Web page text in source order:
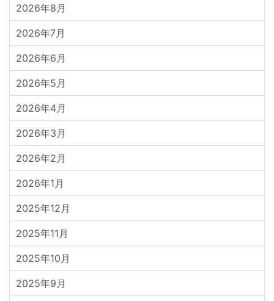
2026年8月
2026年7月
2026年6月
2026年5月
2026年4月
2026年3月
2026年2月
2026年1月
2025年12月
2025年11月
2025年10月
2025年9月